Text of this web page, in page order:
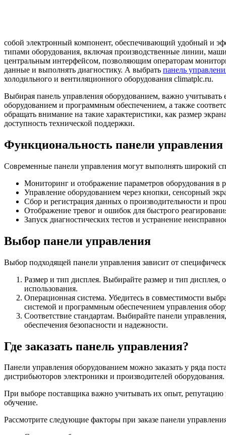
собой электронный компонент, обеспечивающий удобный и
типами оборудования, включая производственные линии,
центральным интерфейсом, позволяющим операторам
данные и выполнять диагностику. А выбрать панель
холодильного и вентиляционного оборудования climatplc.ru.
Выбирая панель управления оборудованием, важно
оборудованием и программным обеспечением, а также
обращать внимание на такие характеристики, как размер
доступность технической поддержки.
Функциональность панели управления
Современные панели управления могут выполнять широкий
Мониторинг и отображение параметров оборудования в
Управление оборудованием через кнопки, сенсорный
Сбор и регистрация данных о производительности и
Отображение тревог и ошибок для быстрого
Запуск диагностических тестов и устранение
Выбор панели управления
Выбор подходящей панели управления зависит от
Размер и тип дисплея. Выбирайте размер и тип
использования.
Операционная система. Убедитесь в совместимости
системой и программным обеспечением управления
Соответствие стандартам. Выбирайте панели
обеспечения безопасности и надежности.
Где заказать панель управления?
Панели управления оборудованием можно заказать у ряда
дистрибьюторов электроники и производителей оборудования.
При выборе поставщика важно учитывать их опыт, репутацию
обучение.
Рассмотрите следующие факторы при заказе панели